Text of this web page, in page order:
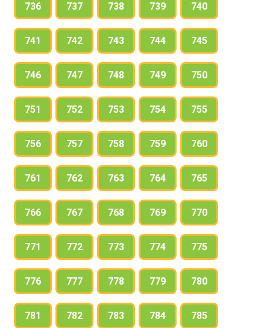
736 737 738 739 740
741 742 743 744 745
746 747 748 749 750
751 752 753 754 755
756 757 758 759 760
761 762 763 764 765
766 767 768 769 770
771 772 773 774 775
776 777 778 779 780
781 782 783 784 785